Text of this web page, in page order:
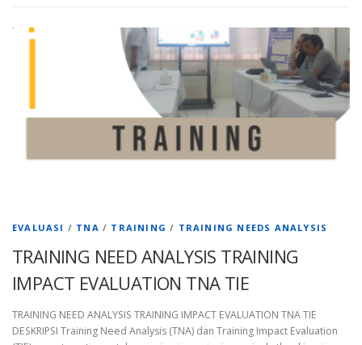
EVALUASI / TNA / TRAINING / TRAINING NEEDS ANALYSIS
TRAINING NEED ANALYSIS TRAINING
IMPACT EVALUATION TNA TIE
TRAINING NEED ANALYSIS TRAINING IMPACT EVALUATION TNA TIE
DESKRIPSI Training Need Analysis (TNA) dan Training Impact Evaluation